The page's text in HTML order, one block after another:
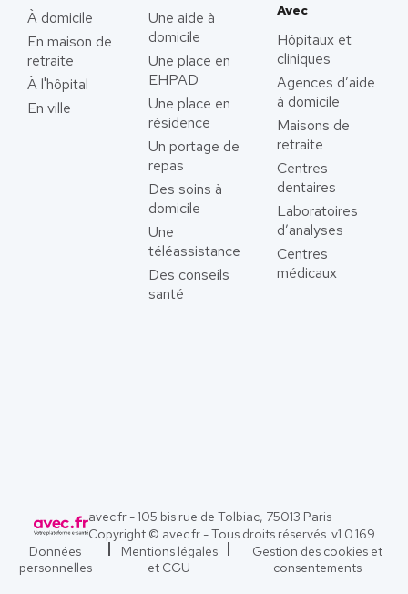
À domicile
En maison de
retraite
À l'hôpital
En ville
Une aide à
domicile
Une place en
EHPAD
Une place en
résidence
Un portage de
repas
Des soins à
domicile
Une
téléassistance
Des conseils
santé
Avec
Hôpitaux et
cliniques
Agences d’aide
à domicile
Maisons de
retraite
Centres
dentaires
Laboratoires
d’analyses
Centres
médicaux
avec.fr - 105 bis rue de Tolbiac, 75013 Paris
Copyright © avec.fr - Tous droits réservés. v1.0.169
Données
personnelles
Mentions légales
et CGU
Gestion des cookies et
consentements